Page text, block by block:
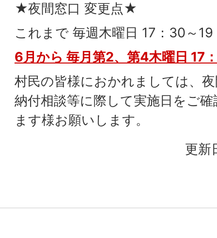
★夜間窓口 変更点★
これまで 毎週木曜日 17：30～
6月から 毎月第2、第4木曜日 17
村民の皆様におかれましては、
納付相談等に際して実施日をご
ます様お願いします。
更新